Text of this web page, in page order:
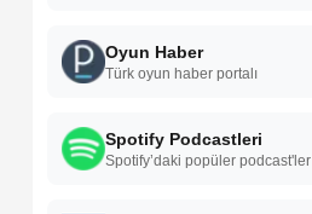
Oyun Haber
Türk oyun haber portalı
Spotify Podcastleri
Spotify’daki popüler podcast'ler